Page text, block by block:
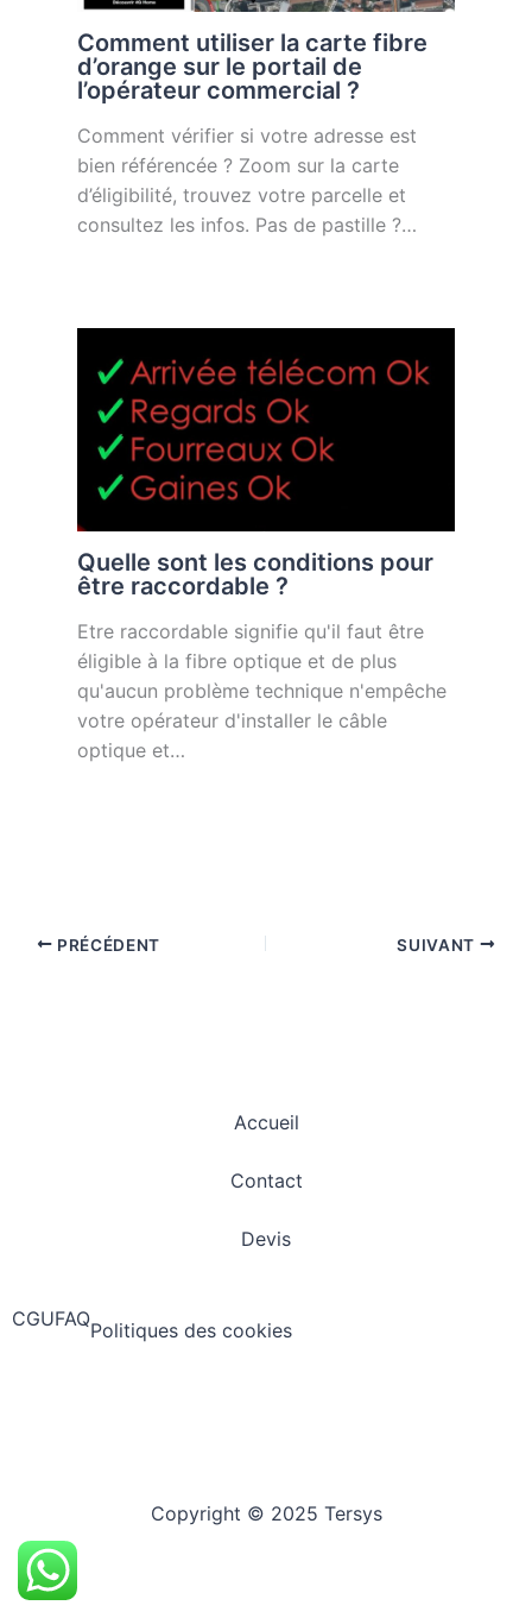
Comment utiliser la carte fibre
d’orange sur le portail de
l’opérateur commercial ?
Comment vérifier si votre adresse est
bien référencée ? Zoom sur la carte
d’éligibilité, trouvez votre parcelle et
consultez les infos. Pas de pastille ?…
Quelle sont les conditions pour
être raccordable ?
Etre raccordable signifie qu'il faut être
éligible à la fibre optique et de plus
qu'aucun problème technique n'empêche
votre opérateur d'installer le câble
optique et…
PRÉCÉDENT SUIVANT
Accueil
Contact
Devis
CGUFAQPolitiques des cookies
Copyright © 2025 Tersys